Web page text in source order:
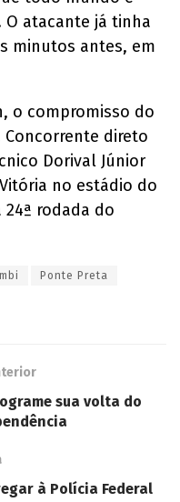
atacante já tinha
minutos antes, em
o compromisso do
Concorrente direto
Dorival Júnior
no estádio do
rodada do
Ponte Preta
sua volta do
à Polícia Federal